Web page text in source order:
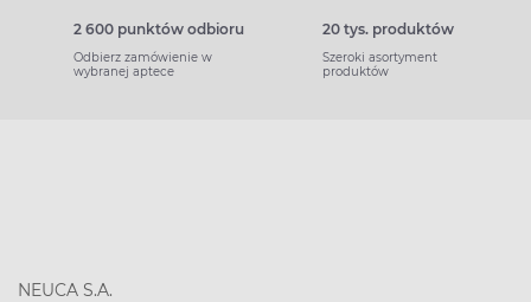
2 600 punktów odbioru
Odbierz zamówienie w
wybranej aptece
20 tys. produktów
Szeroki asortyment
produktów
NEUCA S.A.